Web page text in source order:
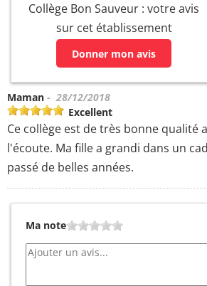
Collège Bon Sauveur : votre avis
sur cet établissement
Donner mon avis
Maman - 28/12/2018
Excellent
Ce collège est de très bonne qualité
l'écoute. Ma fille a grandi dans un
passé de belles années.
Ma note